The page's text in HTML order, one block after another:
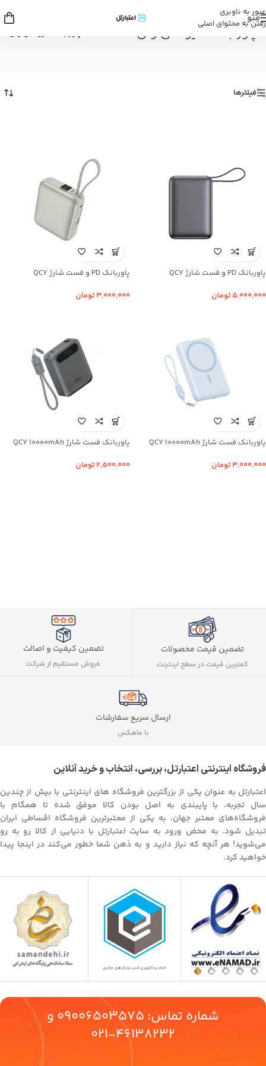
عبور به ناوبری
رفتن به محتوای اصلی
منو
پاور بانک کیو سی وای پاور بانک کیو سی وای
فیلترها
پاوربانک PD و فست شارژ QCY
۵,۰۰۰,۰۰۰تومان
پاوربانک PD و فست شارژ QCY
۳,۰۰۰,۰۰۰تومان
پاوربانک فست شارژ QCY 10000mAh
۳,۰۰۰,۰۰۰تومان
پاوربانک فست شارژ QCY 10000mAh
۲,۵۰۰,۰۰۰تومان
تضمین قیمت محصولات
کمترین قیمت در سطح اینترنت
تضمین کیفیت و اصالت
فروش مستقیم از شرکت
ارسال سریع سفارشات
با ماهکس
فروشگاه اینترنتی اعتبارتل، بررسی، انتخاب و خرید آنلاین
اعتبارتل به عنوان یکی از بزرگترین فروشگاه های اینترنتی با بیش از چندین
سال تجربه، با پایبندی به اصل بودن کالا موفق شده تا همگام با
فروشگاه‌های معتبر جهان، به یکی از معتبرترین فروشگاه اقساطی ایران
تبدیل شود. به محض ورود به سایت اعتبارتل با دنیایی از کالا رو به رو
می‌شوید! هر آنچه که نیاز دارید و به ذهن شما خطور می‌کند در اینجا پیدا
خواهید کرد.
شماره تماس: 09006503575 و
46138232-021